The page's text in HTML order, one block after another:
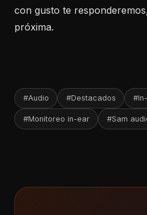
con gusto te
próxima.
#Audio #Destacados
#Monitoreo in-ear #Sam